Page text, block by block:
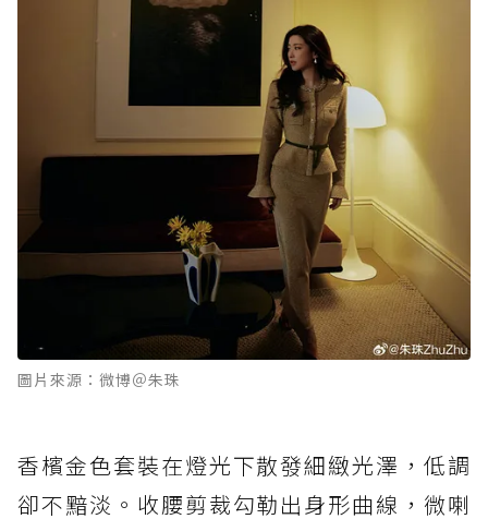
圖片來源：微博＠朱珠
香檳金色套裝在燈光下散發細緻光澤，低調
卻不黯淡。收腰剪裁勾勒出身形曲線，微喇